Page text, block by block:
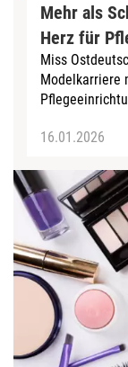
Mehr als
Herz für
Miss
Modelkarriere
16.01.2026